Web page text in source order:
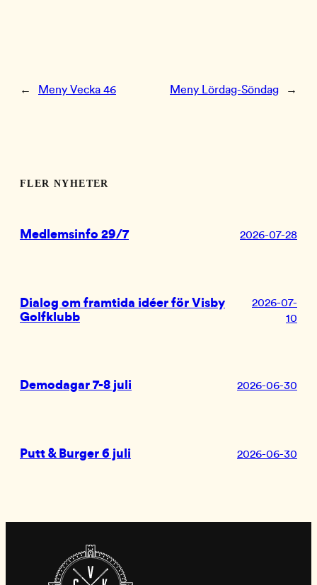
← Meny Vecka 46 Meny Lördag-Söndag →
FLER NYHETER
Medlemsinfo 29/7 2026-07-28
Dialog om framtida idéer för Visby
Golfklubb
2026-07-
10
Demodagar 7-8 juli 2026-06-30
Putt & Burger 6 juli 2026-06-30